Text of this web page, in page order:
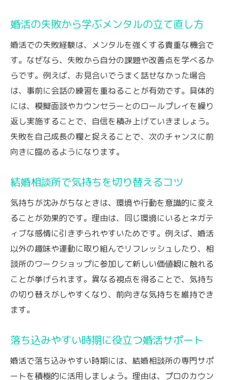
婚活の失敗から学ぶメンタルの立て直し方
婚活での失敗経験は、メンタルを強くする貴重な機会で
す。なぜなら、失敗から自分の課題や改善点を学べるか
らです。例えば、お見合いでうまく話せなかった場合
は、事前に会話の練習を重ねることが有効です。具体的
には、模擬面談やカウンセラーとのロールプレイを繰り
返し実施することで、自信を積み上げていきましょう。
失敗を自己成長の糧と捉えることで、次のチャンスに前
向きに臨めるようになります。
結婚相談所で気持ちを切り替えるコツ
気持ちが沈みがちなときは、環境や行動を意識的に変え
ることが効果的です。理由は、同じ環境にいるとネガテ
ィブな感情に引きずられやすいためです。例えば、婚活
以外の趣味や運動に取り組んでリフレッシュしたり、相
談所のワークショップに参加して新しい価値観に触れる
ことが挙げられます。異なる視点を得ることで、気持ち
の切り替えがしやすくなり、前向きな気持ちを維持でき
ます。
落ち込みやすい時期に役立つ婚活サポート
婚活で落ち込みやすい時期には、結婚相談所の専門サポ
ートを積極的に活用しましょう。理由は、プロのカウン